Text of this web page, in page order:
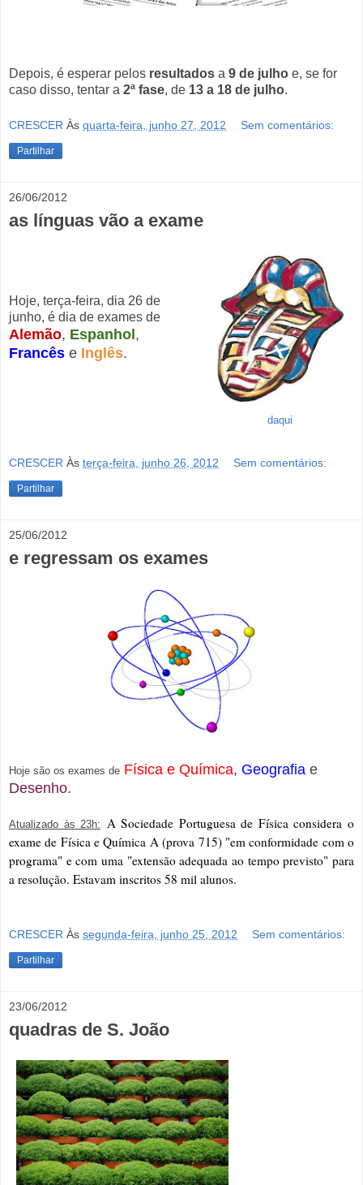
Depois, é esperar pelos resultados a 9 de julho e, se for
caso disso, tentar a 2ª fase, de 13 a 18 de julho.
CRESCER Às quarta-feira, junho 27, 2012 Sem comentários:
Partilhar
26/06/2012
as línguas vão a exame
daqui
Hoje, terça-feira, dia 26 de
junho, é dia de exames de
Alemão, Espanhol,
Francês e Inglês.
CRESCER Às terça-feira, junho 26, 2012 Sem comentários:
Partilhar
25/06/2012
e regressam os exames
Hoje são os exames de Física e Química, Geografia e
Desenho.
Atualizado às 23h: A Sociedade Portuguesa de Física considera o
exame de Física e Química A (prova 715) "em conformidade com o
programa" e com uma "extensão adequada ao tempo previsto" para
a resolução. Estavam inscritos 58 mil alunos.
CRESCER Às segunda-feira, junho 25, 2012 Sem comentários:
Partilhar
23/06/2012
quadras de S. João